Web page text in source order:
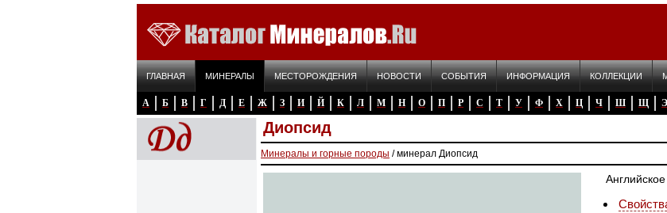
ГЛАВНАЯ МИНЕРАЛЫ МЕСТОРОЖДЕНИЯ НОВОСТИ СОБЫТИЯ ИНФОРМАЦИЯ КОЛЛЕКЦИИ
А Б В Г Д Е Ж З И Й К Л М Н О П Р С Т У Ф Х Ц Ч Ш Щ Э
Диопсид
Минералы и горные породы / минерал Диопсид